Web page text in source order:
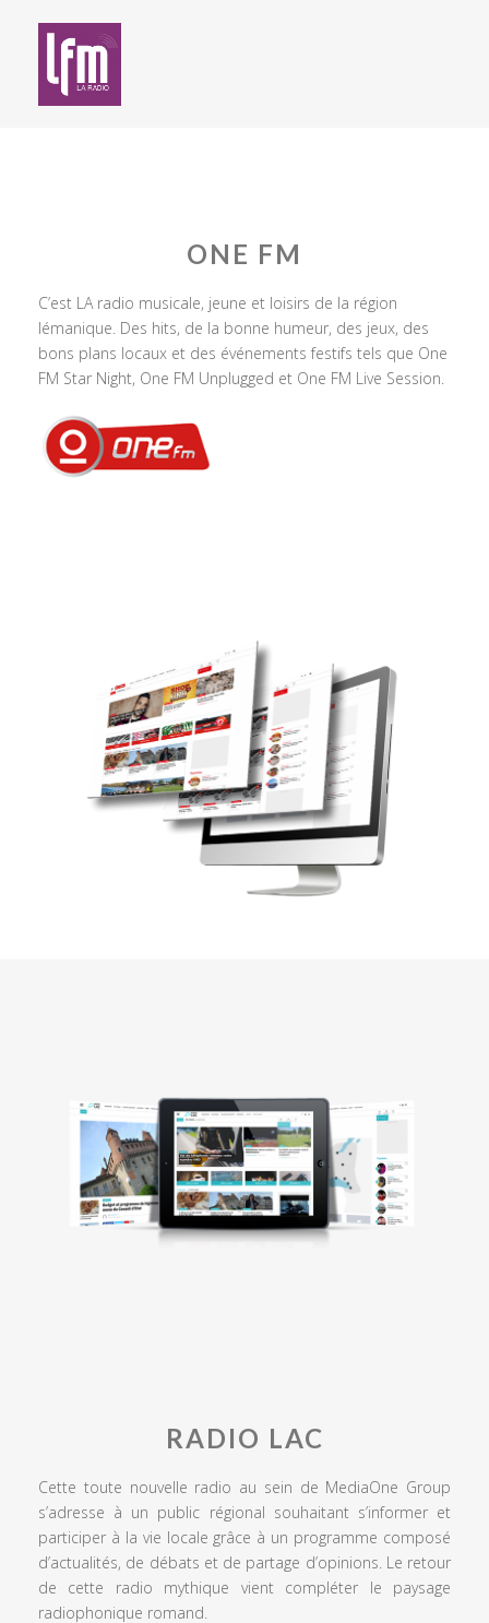
ONE FM
C’est LA radio musicale, jeune et loisirs de la région
lémanique. Des hits, de la bonne humeur, des jeux, des
bons plans locaux et des événements festifs tels que One
FM Star Night, One FM Unplugged et One FM Live Session.
RADIO LAC
Cette toute nouvelle radio au sein de MediaOne Group
s’adresse à un public régional souhaitant s’informer et
participer à la vie locale grâce à un programme composé
d’actualités, de débats et de partage d’opinions. Le retour
de cette radio mythique vient compléter le paysage
radiophonique romand.